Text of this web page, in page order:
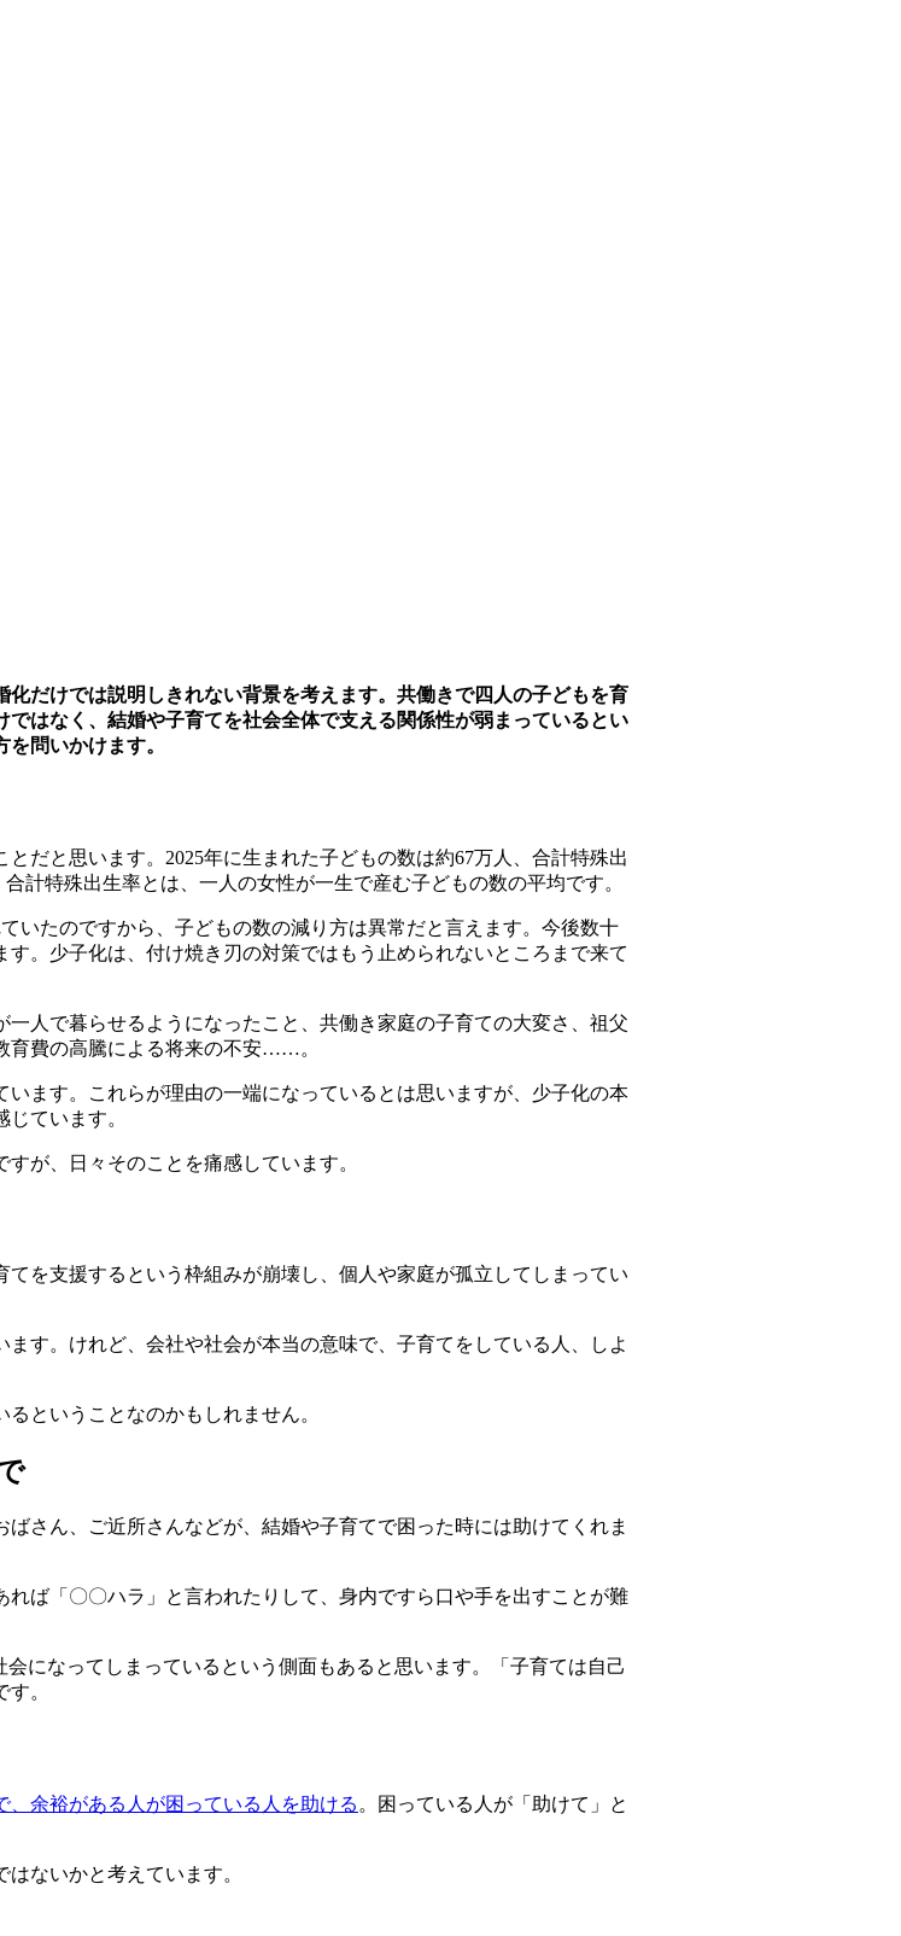
だけでは説明しきれない背景を考えます。共働きで四人の子どもを育
はなく、結婚や子育てを社会全体で支える関係性が弱まっているとい
問いかけます。
だと思います。2025年に生まれた子どもの数は約67万人、合計特殊出
計特殊出生率とは、一人の女性が一生で産む子どもの数の平均です。
いたのですから、子どもの数の減り方は異常だと言えます。今後数十
。少子化は、付け焼き刃の対策ではもう止められないところまで来て
人で暮らせるようになったこと、共働き家庭の子育ての大変さ、祖父
育費の高騰による将来の不安……。
ます。これらが理由の一端になっているとは思いますが、少子化の本
ています。
が、日々そのことを痛感しています。
を支援するという枠組みが崩壊し、個人や家庭が孤立してしまってい
す。けれど、会社や社会が本当の意味で、子育てをしている人、しよ
ということなのかもしれません。
さん、ご近所さんなどが、結婚や子育てで困った時には助けてくれま
ば「〇〇ハラ」と言われたりして、身内ですら口や手を出すことが難
になってしまっているという側面もあると思います。「子育ては自己
。
、余裕がある人が困っている人を助ける 。困っている人が「助けて」と
ないかと考えています。